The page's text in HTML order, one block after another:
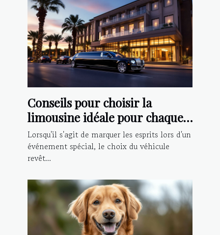
Conseils pour choisir la
limousine idéale pour chaque
type d'événement
Lorsqu'il s'agit de marquer les esprits lors d'un
événement spécial, le choix du véhicule
revêt...